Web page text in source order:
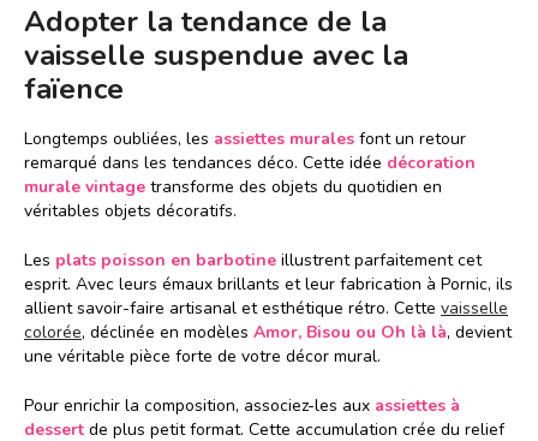
Adopter la tendance de la
vaisselle suspendue avec la
faïence
Longtemps oubliées, les assiettes murales font un retour
remarqué dans les tendances déco. Cette idée décoration
murale vintage transforme des objets du quotidien en
véritables objets décoratifs.
Les plats poisson en barbotine illustrent parfaitement cet
esprit. Avec leurs émaux brillants et leur fabrication à Pornic, ils
allient savoir-faire artisanal et esthétique rétro. Cette vaisselle
colorée, déclinée en modèles Amor, Bisou ou Oh là là, devient
une véritable pièce forte de votre décor mural.
Pour enrichir la composition, associez-les aux assiettes à
dessert de plus petit format. Cette accumulation crée du relief